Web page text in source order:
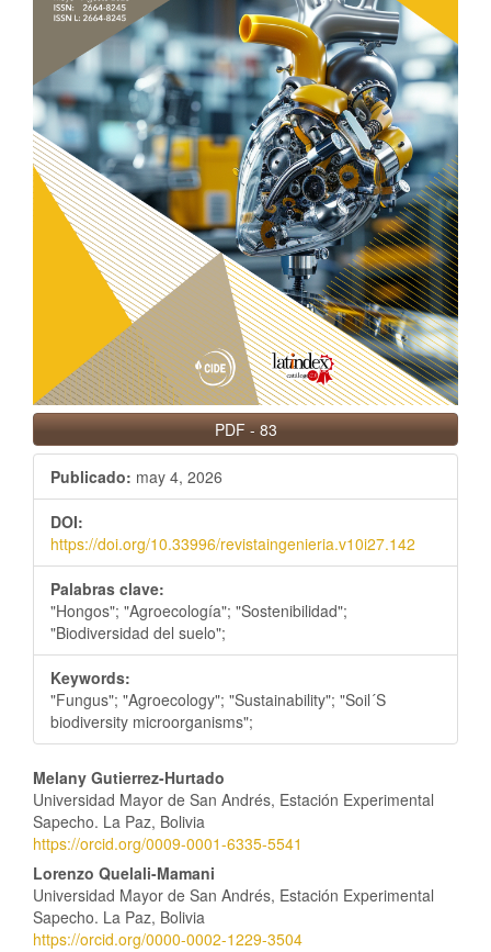
PDF-83
Publicado: may 4, 2026
DOI:
https://doi.org/10.33996/revistaingenieria.v10i27.142
Palabras clave:
"Hongos"; "Agroecología"; "Sostenibilidad";
"Biodiversidad del suelo";
Keywords:
"Fungus"; "Agroecology"; "Sustainability"; "Soil´S
biodiversity microorganisms";
Contenido
principal
del
artículo
Melany Gutierrez-Hurtado
Universidad Mayor de San Andrés, Estación Experimental
Sapecho. La Paz, Bolivia
https://orcid.org/0009-0001-6335-5541
Lorenzo Quelali-Mamani
Universidad Mayor de San Andrés, Estación Experimental
Sapecho. La Paz, Bolivia
https://orcid.org/0000-0002-1229-3504